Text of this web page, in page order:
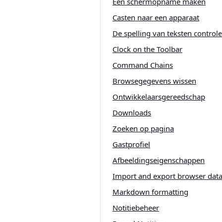
Casten naar een apparaat
De spelling van teksten
Clock on the Toolbar
Command Chains
Browsegegevens wissen
Ontwikkelaarsgereedschap
Downloads
Zoeken op pagina
Gastprofiel
Afbeeldingseigenschappen
Import and export browser data
Markdown formatting
Notitiebeheer